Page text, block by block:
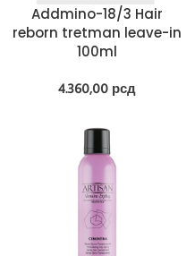
Addmino-18/3 Hair
reborn tretman leave-in
100ml
4.360,00 рсд